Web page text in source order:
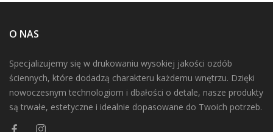
O NAS
Specjalizujemy się w drukowaniu wysokiej jakości ozdób
ściennych, które dodadzą charakteru każdemu wnętrzu. Dzięki
nowoczesnym technologiom i dbałości o detale, nasze produkty
są trwałe, estetyczne i idealnie dopasowane do Twoich potrzeb.